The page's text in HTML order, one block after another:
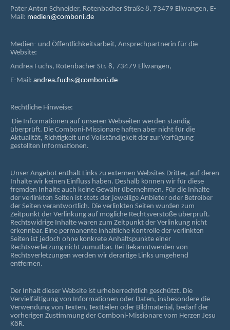
Pater Anton Schneider, Rotenbacher Straße 8, 73479 Ellwangen, E-
Mail: medien@comboni.de
Medien- und Öffentlichkeitsarbeit, Ansprechpartnerin für die
Website:
Andrea Fuchs, Rotenbacher Str. 8, 73479 Ellwangen,
E-Mail: andrea.fuchs@comboni.de
Rechtliche Hinweise:
Die Informationen auf unseren Webseiten werden ständig
überprüft. Die Comboni-Missionare haften aber nicht für die
Aktualität, Richtigkeit und Vollständigkeit der zur Verfügung
gestellten Informationen.
Unser Angebot enthält Links zu externen Websites Dritter, auf deren
Inhalte wir keinen Einfluss haben. Deshalb können wir für diese
fremden Inhalte auch keine Gewähr übernehmen. Für die Inhalte
der verlinkten Seiten ist stets der jeweilige Anbieter oder Betreiber
der Seiten verantwortlich. Die verlinkten Seiten wurden zum
Zeitpunkt der Verlinkung auf mögliche Rechtsverstöße überprüft.
Rechtswidrige Inhalte waren zum Zeitpunkt der Verlinkung nicht
erkennbar. Eine permanente inhaltliche Kontrolle der verlinkten
Seiten ist jedoch ohne konkrete Anhaltspunkte einer
Rechtsverletzung nicht zumutbar. Bei Bekanntwerden von
Rechtsverletzungen werden wir derartige Links umgehend
entfernen.
Der Inhalt dieser Website ist urheberrechtlich geschützt. Die
Vervielfältigung von Informationen oder Daten, insbesondere die
Verwendung von Texten, Textteilen oder Bildmaterial, bedarf der
vorherigen Zustimmung der Comboni-Missionare vom Herzen Jesu
KöR.